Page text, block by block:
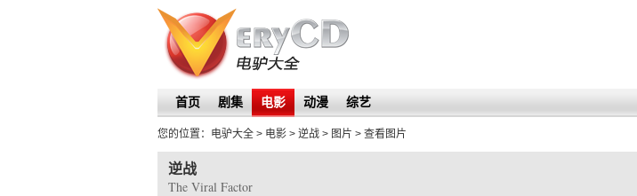
首页 剧集 电影 动漫 综艺
您的位置： 电驴大全 > 电影 > 逆战 > 图片 > 查看图片
逆战
The Viral Factor